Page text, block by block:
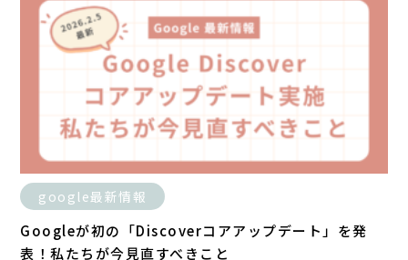
google最新情報
Googleが初の「Discoverコアアップデート」を発
表！私たちが今見直すべきこと